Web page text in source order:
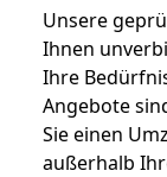
Unsere
Ihnen
Ihre
Angebote
Sie einen
außerhalb